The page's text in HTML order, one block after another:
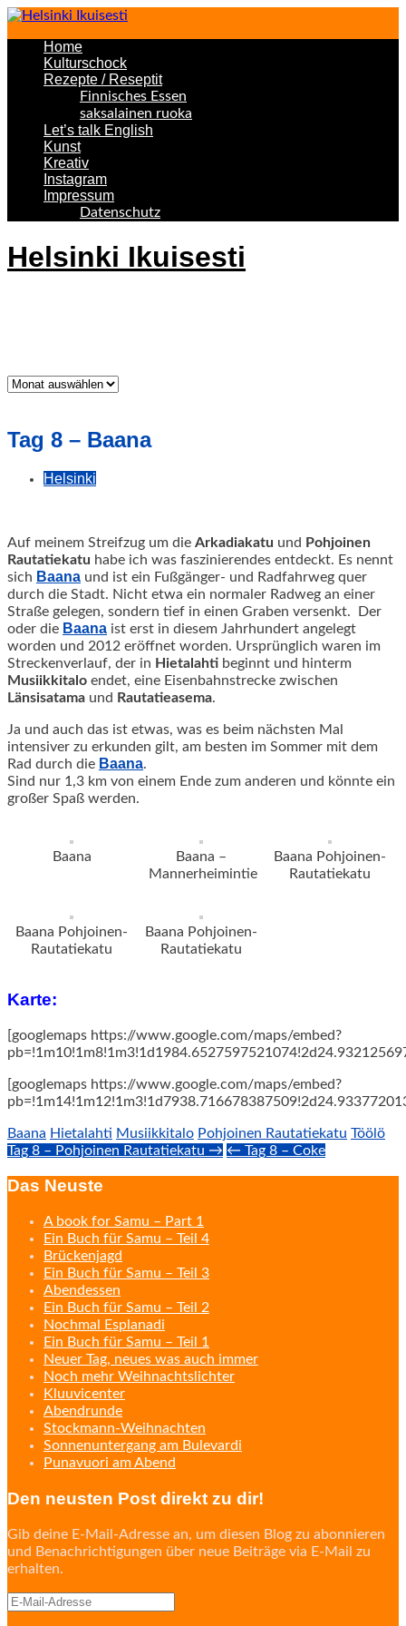
Home
Kulturschock
Rezepte / Reseptit
Finnisches Essen
saksalainen ruoka
Let’s talk English
Kunst
Kreativ
Instagram
Impressum
Datenschutz
Helsinki Ikuisesti
Was
Tag 8 – Baana
Helsinki
Auf meinem Streifzug um die Arkadiakatu und Pohjoinen
Rautatiekatu habe ich was faszinierendes entdeckt. Es nennt
sich Baana und ist ein Fußgänger- und Radfahrweg quer
durch die Stadt. Nicht etwa ein normaler Radweg an einer
Straße gelegen, sondern tief in einen Graben versenkt. Der
oder die Baana ist erst in diesem Jahrhundert angelegt
worden und 2012 eröffnet worden. Ursprünglich waren im
Streckenverlauf, der in Hietalahti beginnt und hinterm
Musiikkitalo endet, eine Eisenbahnstrecke zwischen
Länsisatama und Rautatieasema.
Ja und auch das ist etwas, was es beim nächsten Mal
intensiver zu erkunden gilt, am besten im Sommer mit dem
Rad durch die Baana.
Sind nur 1,3 km von einem Ende zum anderen und könnte ein
großer Spaß werden.
Baana
Baana –
Mannerheimintie
Baana Pohjoinen-
Rautatiekatu
Baana Pohjoinen-
Rautatiekatu
Baana Pohjoinen-
Rautatiekatu
Karte:
[googlemaps https://www.google.com/maps/embed?
[googlemaps https://www.google.com/maps/embed?
Baana Hietalahti Musiikkitalo Pohjoinen Rautatiekatu Töölö
Post
navigation
Tag 8 – Pohjoinen Rautatiekatu → ← Tag 8 – Coke
Das Neuste
A book for Samu – Part 1
Ein Buch für Samu – Teil 4
Brückenjagd
Ein Buch für Samu – Teil 3
Abendessen
Ein Buch für Samu – Teil 2
Nochmal Esplanadi
Ein Buch für Samu – Teil 1
Neuer Tag, neues was auch immer
Noch mehr Weihnachtslichter
Kluuvicenter
Abendrunde
Stockmann-Weihnachten
Sonnenuntergang am Bulevardi
Punavuori am Abend
Den neusten Post direkt zu dir!
Gib deine E-Mail-Adresse an, um diesen Blog zu abonnieren
und Benachrichtigungen über neue Beiträge via E-Mail zu
erhalten.
E-